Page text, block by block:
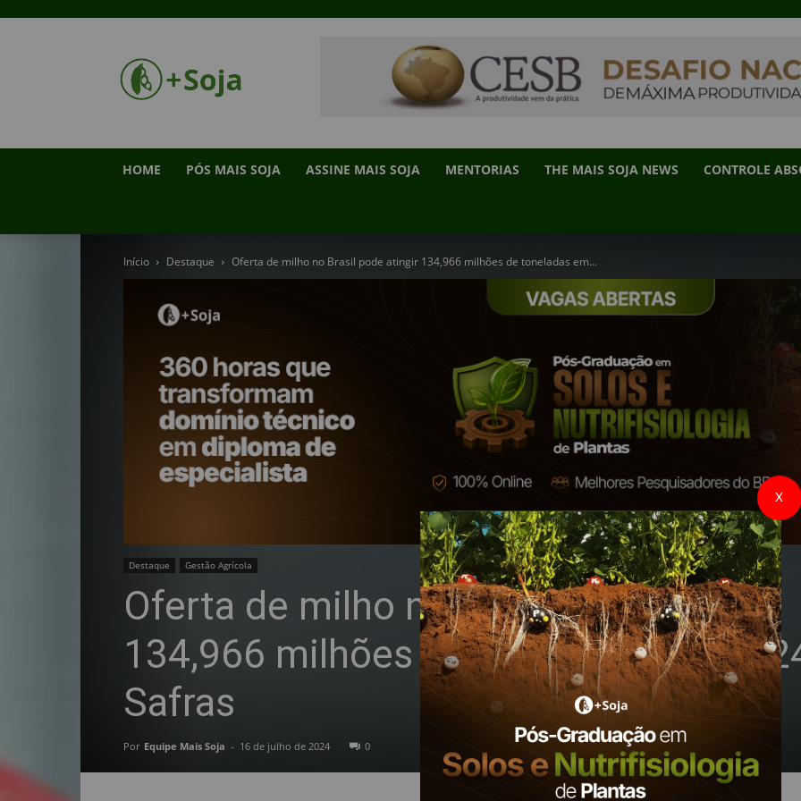
HOME PÓS MAIS SOJA ASSINE MAIS SOJA MENTORIAS THE MAIS SOJA NEWS CONTROLE
Início Destaque Oferta de milho no Brasil pode atingir 134,966 milhões de toneladas em...
Destaque Gestão Agrícola
Oferta de milho no Brasil pode atingir
134,966 milhões de toneladas em
Safras
Por Equipe Mais Soja - 16 de julho de 2024 0
X